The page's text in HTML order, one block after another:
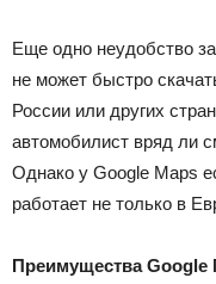
Еще одно неудобство
не может быстро
России или других
автомобилист вряд ли
Однако у Google Maps
работает не только в
ПреимуществаGoogle